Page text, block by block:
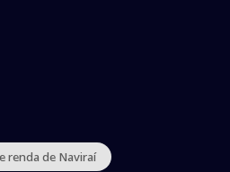
renda de Naviraí